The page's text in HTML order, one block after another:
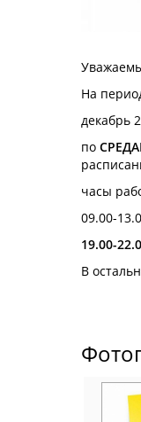
На
декабрь
по
часы
09.00-
19.00-
В